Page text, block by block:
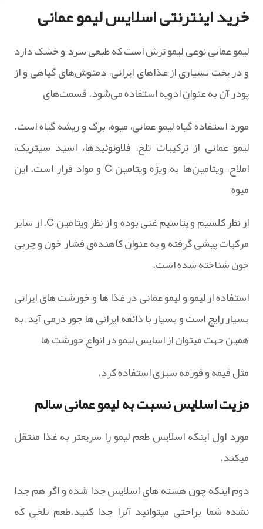
خرید اینترنتی اسلایس لیمو عمانی
لیمو عمانی نوعی لیمو ترش است که طبعی سرد و خشک دارد
و در پخت بسیاری از غذاهای ایرانی، دمنوش‌های گیاهی و از
پودر آن به عنوان ادویه استفاده می‌شود. قسمت‌های
مورد استفاده گیاه لیمو عمانی، میوه، برگ و ریشه گیاه است.
لیمو عمانی از ترکیبات تلخ، فلاونوئیدها، اسید سیتریک،
املاح، ویتامین‌ها به ویژه ویتامین C و مواد فرار است. این
میوه
از نظر کلسیم و پتاسیم غنی بوده و از نظر ویتامین C. از سایر
مرکبات پیشی گرفته و به عنوان کاهنده‌ی فشار خون و چربی
خون شناخته شده است.
استفاده از لیمو و لیمو عمانی در غذا ها و خورشت های ایرانی
بسیار رایج است و بسیار با ذائقه ایرانی ها جور درمی آید ،به
همین جهت میتوان از اسایس لیمو در انواع خورشت ها
مثل قیمه و قورمه سبزی استفاده کرد.
مزیت اسلایس نسبت به لیمو عمانی سالم
مورد اول اینکه اسلایس طعم لیمو را سریعتر به غذا منتقل
میکند.
دوم اینکه چون هسته های اسلایس جدا شده و اگر هم جدا
نشده شما براحتی میتوانید آنرا جدا کنید.طعم تلخی که